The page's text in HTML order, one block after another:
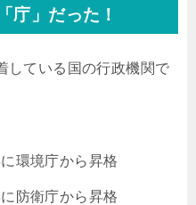
庁」だった！
している国の行政機関で
環境庁から昇格
防衛庁から昇格